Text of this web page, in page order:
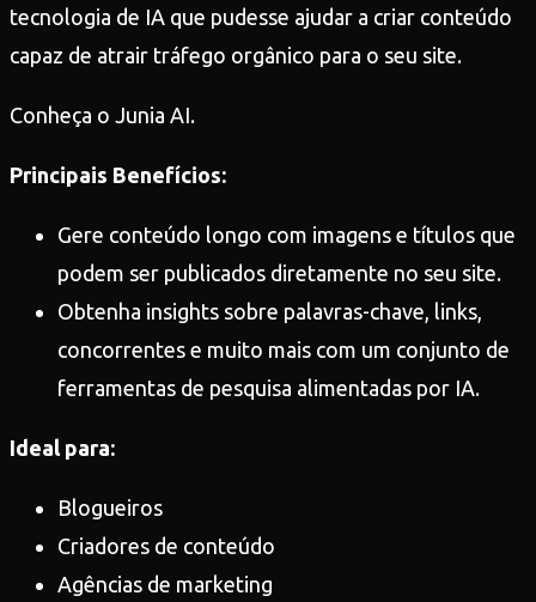
tecnologia de IA que pudesse ajudar a criar conteúdo
capaz de atrair tráfego orgânico para o seu site.
Conheça o Junia AI.
Principais Benefícios:
Gere conteúdo longo com imagens e títulos que
podem ser publicados diretamente no seu site.
Obtenha insights sobre palavras-chave, links,
concorrentes e muito mais com um conjunto de
ferramentas de pesquisa alimentadas por IA.
Ideal para:
Blogueiros
Criadores de conteúdo
Agências de marketing